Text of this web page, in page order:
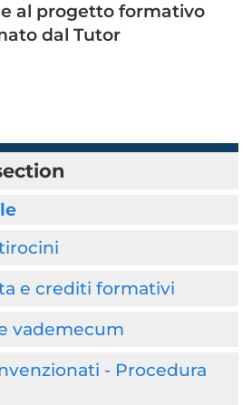
al progetto formativo
dal Tutor
e crediti formativi
vademecum
- Procedura